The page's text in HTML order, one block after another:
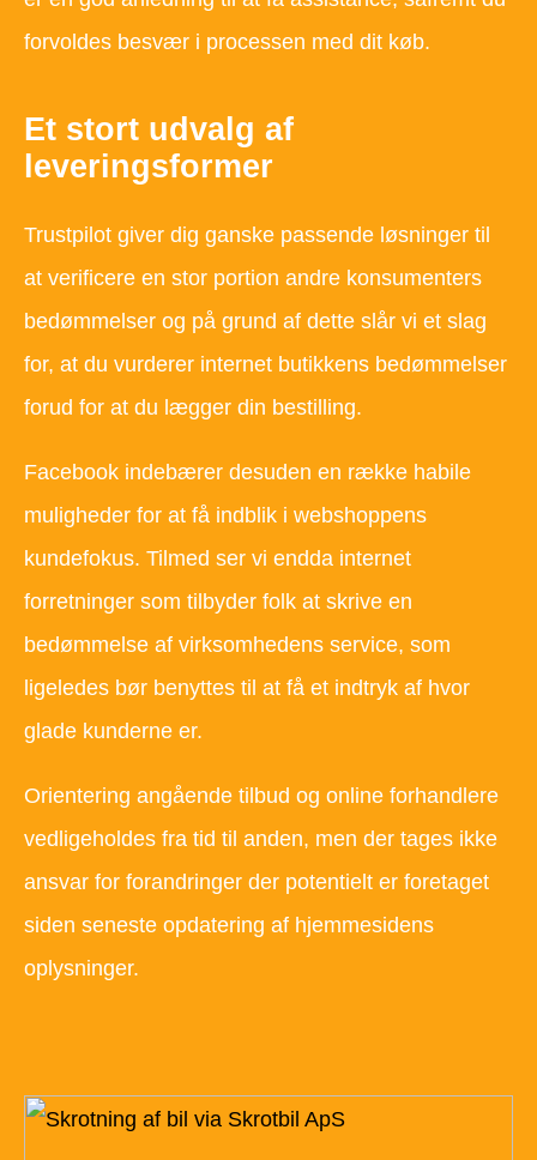
forvoldes besvær i processen med dit køb.
Et stort udvalg af
leveringsformer
Trustpilot giver dig ganske passende løsninger til
at verificere en stor portion andre konsumenters
bedømmelser og på grund af dette slår vi et slag
for, at du vurderer internet butikkens bedømmelser
forud for at du lægger din bestilling.
Facebook indebærer desuden en række habile
muligheder for at få indblik i webshoppens
kundefokus. Tilmed ser vi endda internet
forretninger som tilbyder folk at skrive en
bedømmelse af virksomhedens service, som
ligeledes bør benyttes til at få et indtryk af hvor
glade kunderne er.
Orientering angående tilbud og online forhandlere
vedligeholdes fra tid til anden, men der tages ikke
ansvar for forandringer der potentielt er foretaget
siden seneste opdatering af hjemmesidens
oplysninger.